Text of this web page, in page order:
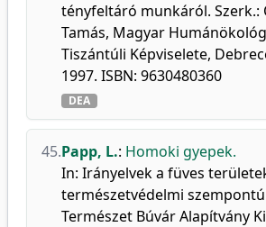
tényfeltáró munkáról. Szerk.:
Tamás, Magyar
Tiszántúli Képviselete,
1997. ISBN: 9630480360
DEA
45.Papp, L.: Homoki gyepek.
In: Irányelvek a füves
természetvédelmi
Természet Búvár Alapítvány